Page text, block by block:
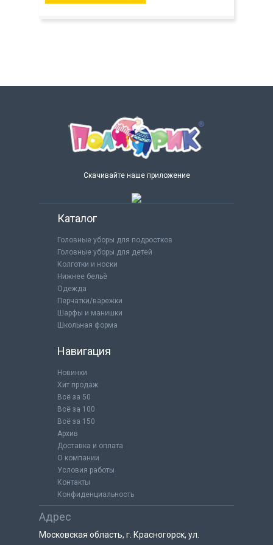
Скачивайте наше приложение
Каталог
Головные уборы для подростков
Головные уборы для детей
Колготки и носки
Нижнее бельё
Одежда
Перчатки/варежки
Шарфы и манишки
Школьная форма
Навигация
Новинки
Хит продаж
Всё за 50
Всё за 100
Всё за 150
Архив
Доставка и оплата
О компании
Условия работы
Контакты
Конфиденциальность
Адрес
Московская область, г. Красногорск, ул.